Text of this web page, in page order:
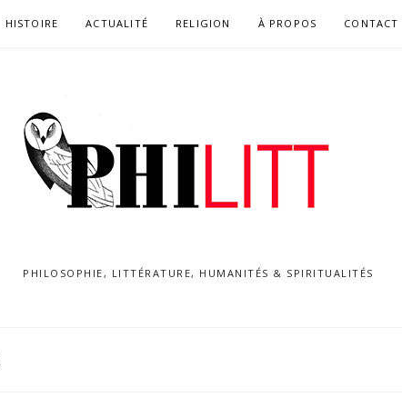
HISTOIRE ACTUALITÉ RELIGION À PROPOS CONTACT
PHILOSOPHIE, LITTÉRATURE, HUMANITÉS & SPIRITUALITÉS